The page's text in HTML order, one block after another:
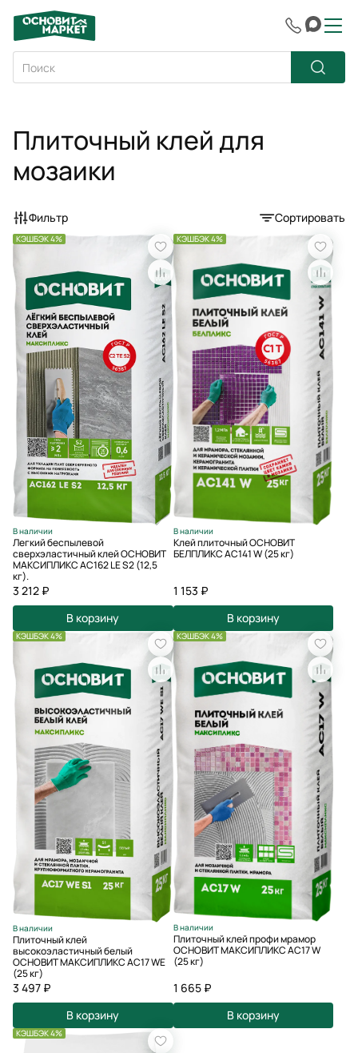
Плиточный клей для
мозаики
Фильтр Сортировать
КЭШБЭК 4%
В наличии
Легкий беспылевой
сверхэластичный клей ОСНОВИТ
МАКСИПЛИКС АС162 LE S2 (12,5
кг).
3 212 ₽
В корзину
КЭШБЭК 4%
В наличии
Клей плиточный ОСНОВИТ
БЕЛПЛИКС AC141 W (25 кг)
1 153 ₽
В корзину
КЭШБЭК 4%
В наличии
Плиточный клей
высокоэластичный белый
ОСНОВИТ МАКСИПЛИКС AC17 WЕ
(25 кг)
3 497 ₽
В корзину
КЭШБЭК 4%
В наличии
Плиточный клей профи мрамор
ОСНОВИТ МАКСИПЛИКС АС17 W
(25 кг)
1 665 ₽
В корзину
КЭШБЭК 4%